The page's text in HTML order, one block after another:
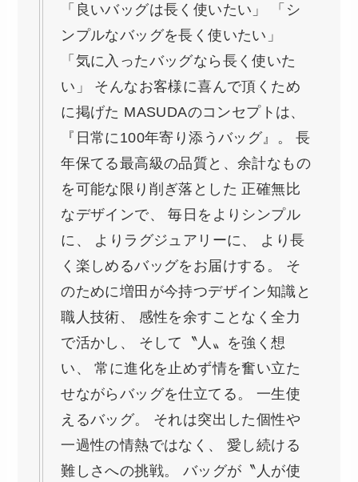
「良いバッグは長く使いたい」 「シ
ンプルなバッグを長く使いたい」
「気に入ったバッグなら長く使いた
い」 そんなお客様に喜んで頂くため
に掲げた MASUDAのコンセプトは、
『日常に100年寄り添うバッグ』。 長
年保てる最高級の品質と、余計なもの
を可能な限り削ぎ落とした 正確無比
なデザインで、 毎日をよりシンプル
に、 よりラグジュアリーに、 より長
く楽しめるバッグをお届けする。 そ
のために増田が今持つデザイン知識と
職人技術、 感性を余すことなく全力
で活かし、 そして〝人〟を強く想
い、 常に進化を止めず情を奮い立た
せながらバッグを仕立てる。 一生使
えるバッグ。 それは突出した個性や
一過性の情熱ではなく、 愛し続ける
難しさへの挑戦。 バッグが〝人が使